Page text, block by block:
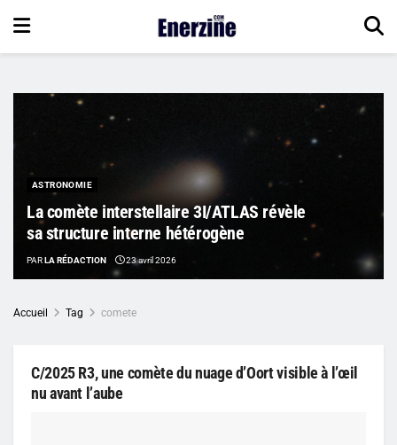
ASTRONOMIE
La comète interstellaire 3I/ATLAS révèle
sa structure interne hétérogène
PARLA RÉDACTION 23 avril 2026
Accueil Tag comete
C/2025 R3, une comète du nuage d’Oort visible à l’œil
nu avant l’aube